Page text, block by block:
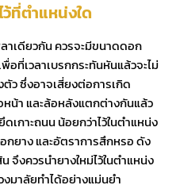
ว้ที่ตำแหน่งใด
าเดียวกัน ควรจะมีขนาดดอก
อที่เวลาเบรกกระทันหันแล้วจะไม่
ว ซึ่งอาจเสี่ยงต่อการเกิด
น้า และล้อหลังแตกต่างกันแล้ว
เกาะถนน น้อยกว่าไว้ในตำแหน่ง
ยาง และอัตราการสึกหรอ ดัง
จึงควรนำยางใหม่ไว้ในตำแหน่ง
มาลัยทำได้อย่างแม่นยำ